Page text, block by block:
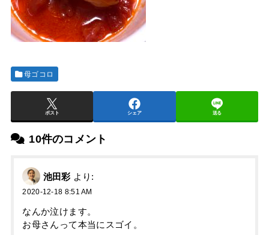
母ゴコロ
ポスト シェア 送る
10件のコメント
池田彩 より:
2020-12-18 8:51 AM
なんか泣けます。
お母さんって本当にスゴイ。